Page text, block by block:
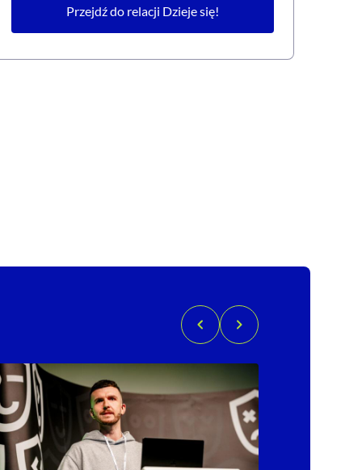
Przejdź do relacji Dzieje się!